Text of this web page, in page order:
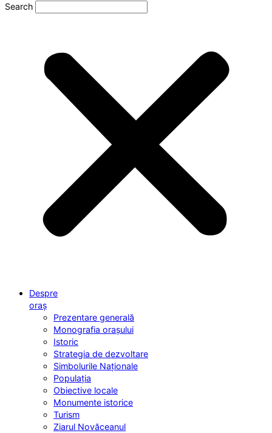
Search
Despre
oraș
Prezentare generală
Monografia orașului
Istoric
Strategia de dezvoltare
Simbolurile Naționale
Populația
Obiective locale
Monumente istorice
Turism
Ziarul Novăceanul